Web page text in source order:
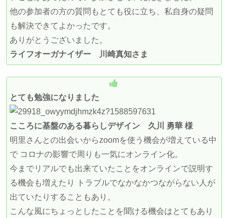
他の参加者の方の質問もとても役に立ち、私自身の疑問
も解決できてよかったです。
ありがとうございました。
ライフオーガナイザー 川崎真知さま
とても勉強になりました
こころに基盤のある暮らしデザイン 久川 勇華 様
明里さんとの出会いからzoomを使う機会が増えている中
で コロナの影響で周りも一気にオンライン化。
今までリアルでも出来ていたことをオンラインで説明す
る機会も増えたり トラブルでなかなかつながらない人が
出ていたりすることもあり。
こんな風にちょっとしたことを聞ける機会はとてもあり